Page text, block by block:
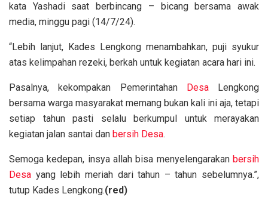
kata Yashadi saat berbincang – bicang bersama awak
media, minggu pagi (14/7/24).
“Lebih lanjut, Kades Lengkong menambahkan, puji syukur
atas kelimpahan rezeki, berkah untuk kegiatan acara hari ini.
Pasalnya, kekompakan Pemerintahan DesaLengkong
bersama warga masyarakat memang bukan kali ini aja, tetapi
setiap tahun pasti selalu berkumpul untuk merayakan
kegiatan jalan santai dan bersih Desa.
Semoga kedepan, insya allah bisa menyelengarakan bersih
Desa yang lebih meriah dari tahun – tahun sebelumnya.”,
tutup Kades Lengkong.(red)